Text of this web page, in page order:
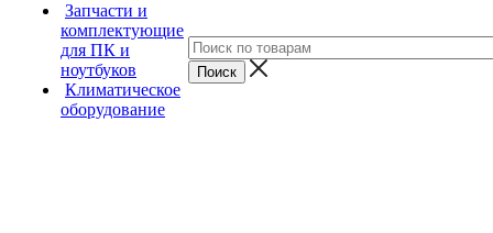
Запчасти и
комплектующие
для ПК и
ноутбуков
Климатическое
оборудование